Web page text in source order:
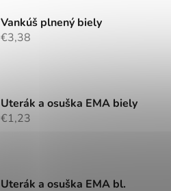
Vankúš plnený biely
€3,38
Uterák a osuška EMA biely
€1,23
Uterák a osuška EMA bl.